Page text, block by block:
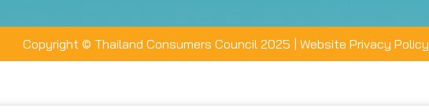
Copyright © Thailand Consumers Council 2025 | Website Privacy Policy